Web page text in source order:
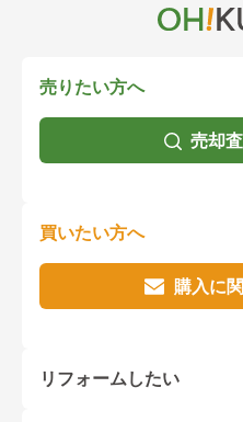
売りたい方へ
売却
買いたい方へ
購入に
リフォームしたい